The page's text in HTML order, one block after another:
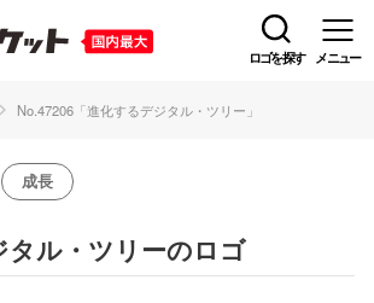
ロゴを探す メニュー
No.47206「進化するデジタル・ツリー」
成長
ル・ツリーのロゴ